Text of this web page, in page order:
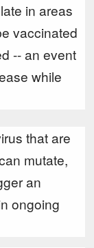
in areas
vaccinated
-- an event
while
that are
mutate,
an
ongoing